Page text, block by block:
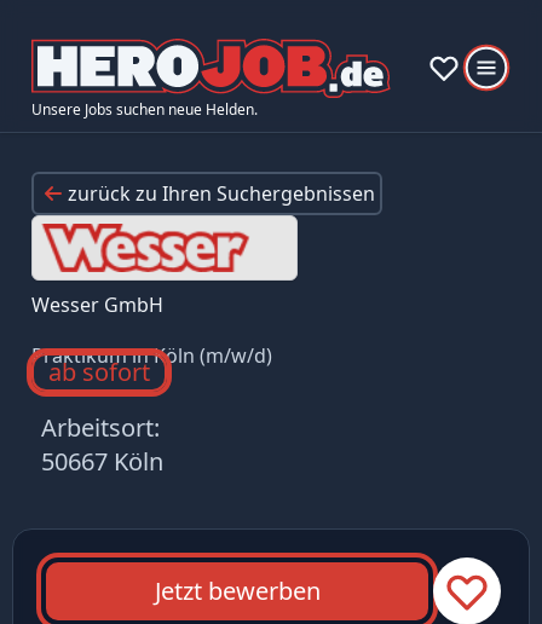
Unsere Jobs suchen neue Helden.
zurück zu Ihren Suchergebnissen
Wesser GmbH
Praktikum in Köln (m/w/d)
ab sofort
Arbeitsort:
50667 Köln
Jetzt bewerben